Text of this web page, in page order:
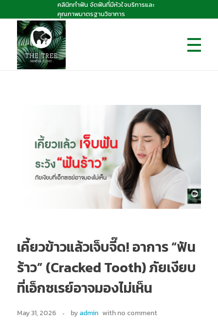
คลินิกทำฟัน จัดฟันที่มีหัวใจบริการและ
คุณภาพมาตรฐานวิชาการ
เคี้ยวข้าวแล้วเจ็บจี๊ด! อาการ “ฟัน
ร้าว” (Cracked Tooth) ภัยเงียบ
ที่เอ็กซเรย์อาจมองไม่เห็น
May 31, 2026 byadmin withno comment